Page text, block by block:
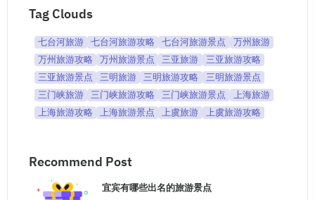
Tag Clouds
七台河旅游 七台河旅游攻略 七台河旅游景点
万州旅游
万州旅游攻略
万州旅游景点 三亚旅游
三亚旅游攻略
三亚旅游景点
三明旅游 三明旅游攻略
三明旅游景点
三门峡旅游
三门峡旅游攻略 三门峡旅游景点
上海旅游
上海旅游攻略
上海旅游景点 上虞旅游 上虞旅游攻略
Recommend Post
宜宾有哪些出名的旅游景点